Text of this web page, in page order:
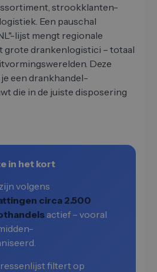
strookklanten-
Een pauschal
lijst mengt regionale
grote drankenlogistici – totaal
Deze
een drankhandel-
die in de juiste disposering
in het kort
volgens
circa 2.500
actief – vooral
filtert op